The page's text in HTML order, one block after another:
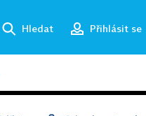
Hledat Přihlásit se